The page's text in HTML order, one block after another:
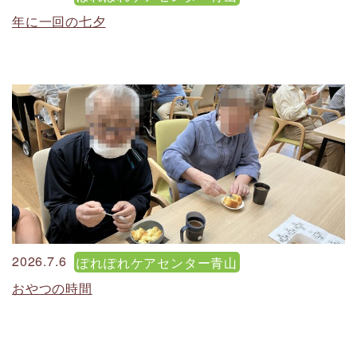
年に一回の七夕
2026.7.6 ぽれぽれケアセンター青山
おやつの時間